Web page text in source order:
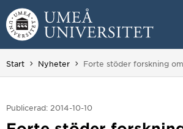
Hoppa direkt till innehållet
Huvudmenyn dold.
Start Nyheter Du är här:
Forte stöder forskning
Publicerad: 2014-10-10